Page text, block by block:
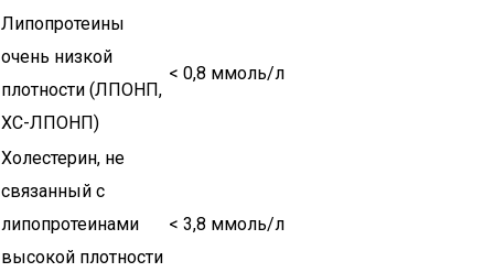
Липопротеины
очень низкой
плотности (ЛПОНП,
ХС-ЛПОНП)
< 0,8 ммоль/л
Холестерин, не
связанный с
липопротеинами
высокой плотности
< 3,8 ммоль/л